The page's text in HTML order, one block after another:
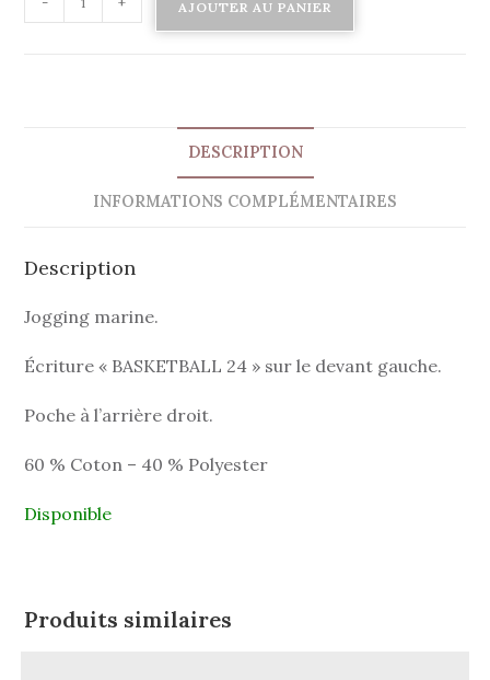
AJOUTER AU PANIER
DESCRIPTION
INFORMATIONS COMPLÉMENTAIRES
Description
Jogging marine.
Écriture « BASKETBALL 24 » sur le devant gauche.
Poche à l’arrière droit.
60 % Coton – 40 % Polyester
Disponible
Produits similaires